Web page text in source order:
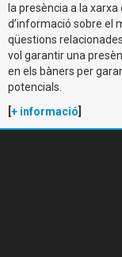
la presència a la xarxa
d’informació sobre el
qüestions
vol garantir una
en els bàners per
potencials.
+ informació